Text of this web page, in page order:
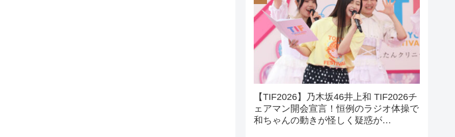
【TIF2026】乃木坂46井上和 TIF2026チ
ェアマン開会宣言！恒例のラジオ体操で
和ちゃんの動きが怪しく疑惑が…